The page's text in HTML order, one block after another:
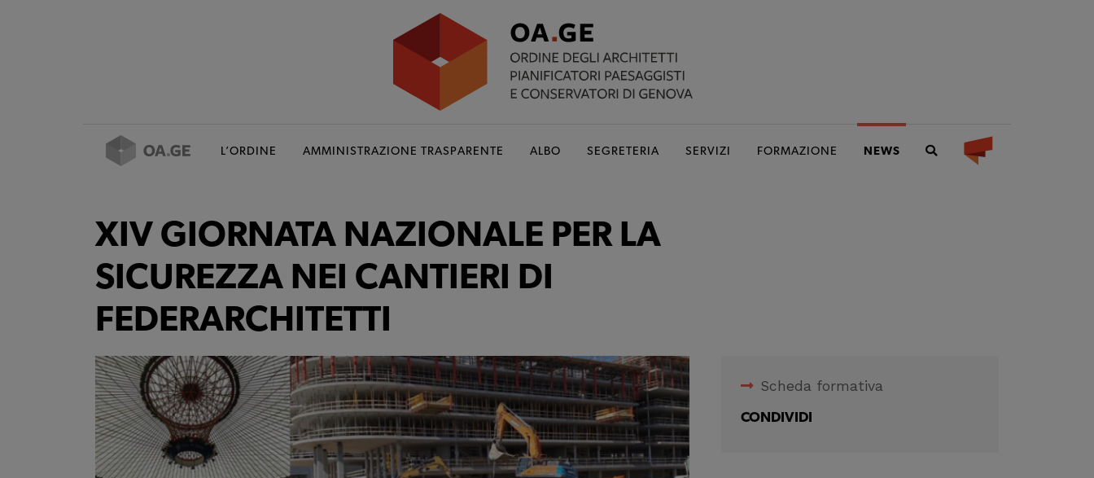
L’ORDINE AMMINISTRAZIONE TRASPARENTE ALBO SEGRETERIA SERVIZI FORMAZIONE NEWS
XIV GIORNATA NAZIONALE PER LA
SICUREZZA NEI CANTIERI DI
FEDERARCHITETTI
Scheda formativa
CONDIVIDI